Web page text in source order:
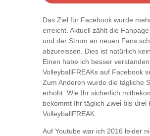
Das Ziel für Facebook wurde
erreicht. Aktuell zählt die
und der Strom an neuen Fans
abzureissen. Dies ist natürlich
Einen habe ich besser
VolleyballFREAKs auf Facebook
Zum Anderen wurde die tägliche
erhöht. Wie Ihr sicherlich
bekommt Ihr täglich zwei bis drei
VolleyballFREAK.
Auf Youtube war ich 2016 leider